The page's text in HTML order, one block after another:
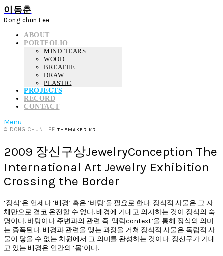
이동춘
Dong chun Lee
ABOUT
PORTFOLIO
MIND·TEARS
WOOD
BREATHE
DRAW
PLASTIC
PROJECTS
RECORD
CONTACT
Menu
© DONG CHUN LEE THEMAKER.KR
2009 장신구상JewelryConception The
International Art Jewelry Exhibition
Crossing the Border
‘장식’은 언제나 ‘배경’ 혹은 ‘바탕’을 필요로 한다. 장식적 사물은 그 자
체만으로 결코 온전할 수 없다. 배경에 기대고 의지하는 것이 장식의 숙
명이다. 바탕이나 주변과의 관련 즉 ‘맥락context’을 통해 장식의 의미
는 증폭된다. 배경과 관련을 맺는 과정을 거쳐 장식적 사물은 독립적 사
물이 닿을 수 없는 차원에서 그 의미를 완성하는 것이다. 장신구가 기대
고 있는 배경은 인간의 ‘몸’이다.